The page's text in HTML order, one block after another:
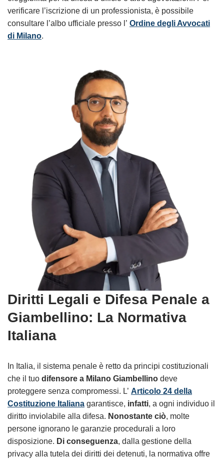
verificare l’iscrizione di un professionista, è possibile
consultare l’albo ufficiale presso l’ Ordine degli Avvocati
di Milano.
Diritti Legali e Difesa Penale a
Giambellino: La Normativa
Italiana
In Italia, il sistema penale è retto da principi costituzionali
che il tuo difensore a Milano Giambellino deve
proteggere senza compromessi. L’ Articolo 24 della
Costituzione Italiana garantisce, infatti, a ogni individuo il
diritto inviolabile alla difesa. Nonostante ciò, molte
persone ignorano le garanzie procedurali a loro
disposizione. Di conseguenza, dalla gestione della
privacy alla tutela dei diritti dei detenuti, la normativa offre